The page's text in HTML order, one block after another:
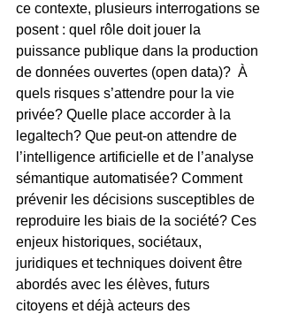
ce contexte, plusieurs interrogations se
posent : quel rôle doit jouer la
puissance publique dans la production
de données ouvertes (open data)?  À
quels risques s’attendre pour la vie
privée? Quelle place accorder à la
legaltech? Que peut-on attendre de
l’intelligence artificielle et de l’analyse
sémantique automatisée? Comment
prévenir les décisions susceptibles de
reproduire les biais de la société? Ces
enjeux historiques, sociétaux,
juridiques et techniques doivent être
abordés avec les élèves, futurs
citoyens et déjà acteurs des